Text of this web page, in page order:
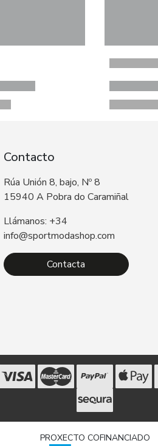
Contacto
Rúa Unión 8, bajo, Nº 8
15940 A Pobra do Caramiñal
Llámanos: +34
info@sportmodashop.com
Contacta
PROXECTO COFINANCIADO